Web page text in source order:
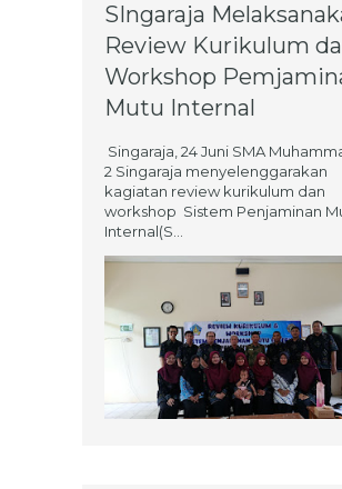
SIngaraja
Review Kurikulum
Workshop
Mutu Internal
Singaraja, 24 Juni SMA
2 Singaraja menyelenggarakan
kagiatan review kurikulum dan
workshop Sistem Penjaminan
Internal(S...